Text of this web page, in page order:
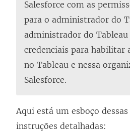
Salesforce com as
para o administrador do
administrador do Tableau
credenciais para habilitar
no Tableau e nessa
Salesforce.
Aqui está um esboço
instruções detalhadas: